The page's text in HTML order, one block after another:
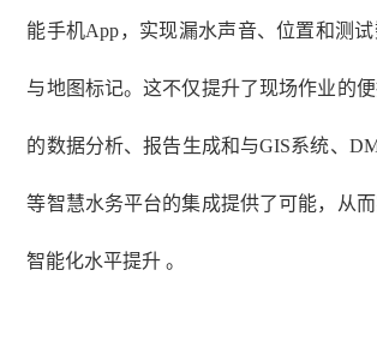
能手机App，实现漏水声音、位置和测
与地图标记。这不仅提升了现场作业的
的数据分析、报告生成和与GIS系统、
等智慧水务平台的集成提供了可能，从
智能化水平提升 。